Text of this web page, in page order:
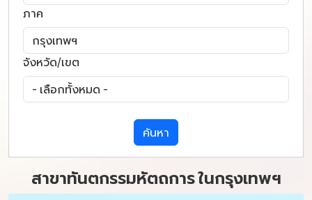
ภาค
จังหวัด/เขต
ค้นหา
สาขาทันตกรรมหัตถการ ในกรุงเทพฯ